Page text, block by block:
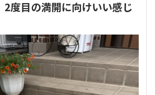
度目の満開に向けいい感じ